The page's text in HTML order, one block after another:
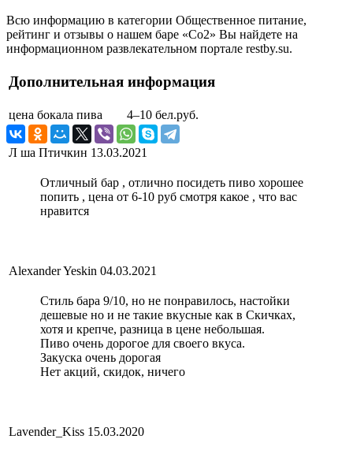
Всю информацию в категории Общественное питание,
рейтинг и отзывы о нашем баре «Co2» Вы найдете на
информационном развлекательном портале restby.su.
Дополнительная информация
цена бокала пива 4–10 бел.руб.
Л ша Птичкин 13.03.2021
Отличный бар , отлично посидеть пиво хорошее
попить , цена от 6-10 руб смотря какое , что вас
нравится
Alexander Yeskin 04.03.2021
Стиль бара 9/10, но не понравилось, настойки
дешевые но и не такие вкусные как в Скичках,
хотя и крепче, разница в цене небольшая.
Пиво очень дорогое для своего вкуса.
Закуска очень дорогая
Нет акций, скидок, ничего
Lavender_Kiss 15.03.2020